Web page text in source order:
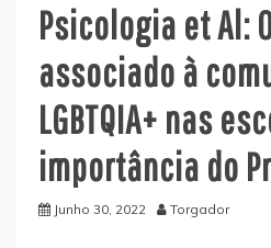
Psicologia et Al:
associado à
LGBTQIA+ nas
importância do
Junho 30, 2022 Torgador